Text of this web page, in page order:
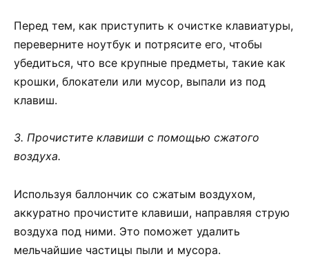
Перед тем, как приступить к очистке клавиатуры,
переверните ноутбук и потрясите его, чтобы
убедиться, что все крупные предметы, такие как
крошки, блокатели или мусор, выпали из под
клавиш.
3. Прочистите клавиши с помощью сжатого
воздуха.
Используя баллончик со сжатым воздухом,
аккуратно прочистите клавиши, направляя струю
воздуха под ними. Это поможет удалить
мельчайшие частицы пыли и мусора.